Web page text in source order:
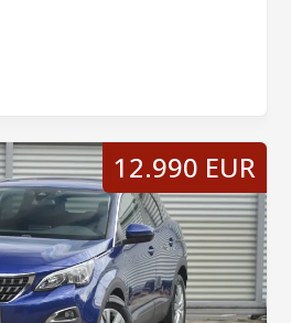
12.990 EUR